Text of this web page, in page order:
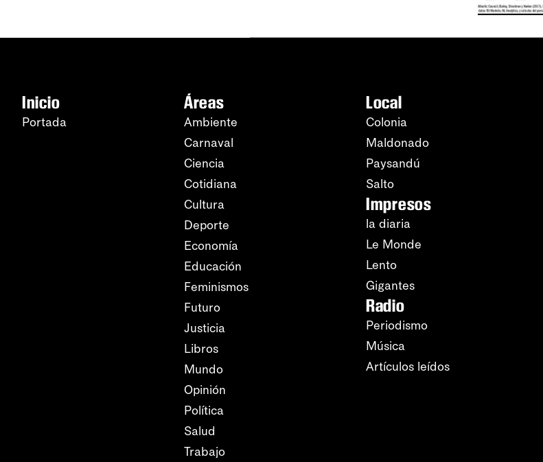
Inicio
Portada
Áreas
Ambiente
Carnaval
Ciencia
Cotidiana
Cultura
Deporte
Economía
Educación
Feminismos
Futuro
Justicia
Libros
Mundo
Opinión
Política
Salud
Trabajo
Local
Colonia
Maldonado
Paysandú
Salto
Impresos
la diaria
Le Monde
Lento
Gigantes
Radio
Periodismo
Música
Artículos leídos